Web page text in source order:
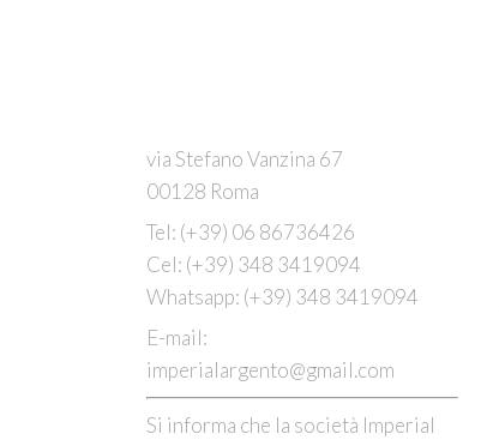
via Stefano Vanzina 67
00128 Roma
Tel: (+39) 06 86736426
Cel: (+39) 348 3419094
Whatsapp: (+39) 348 3419094
E-mail:
imperialargento@gmail.com
Si informa che la società Imperial